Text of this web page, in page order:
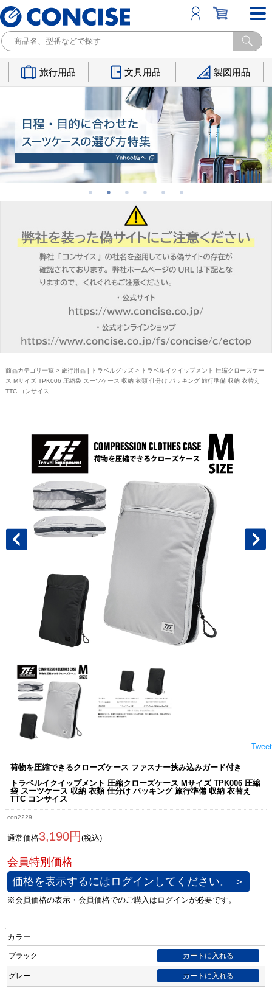
旅行用品 文具用品 製図用品
商品カテゴリ一覧 > 旅行用品 | トラベルグッズ> トラベルイクイップメント 圧縮クローズケー
ス Mサイズ TPK006 圧縮袋 スーツケース 収納 衣類 仕分け パッキング 旅行準備 収納 衣替え
TTC コンサイス
Tweet
荷物を圧縮できるクローズケース ファスナー挟み込みガード付き
トラベルイクイップメント 圧縮クローズケース Mサイズ TPK006 圧縮
袋 スーツケース 収納 衣類 仕分け パッキング 旅行準備 収納 衣替え
TTC コンサイス
con2229
通常価格3,190円 (税込)
価格を表示するにはログインしてください。 ＞
カラー
ブラック
グレー